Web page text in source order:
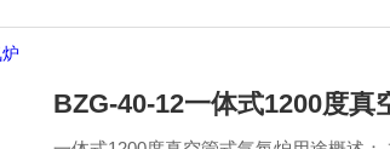
BZG-40-12一体式1200度真